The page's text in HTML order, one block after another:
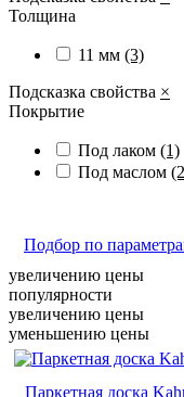
Толщина
11 мм (3)
Подсказка свойства ×
Покрытие
Под лаком (1)
Под маслом
Подбор по
увеличению цены
популярности
увеличению цены
уменьшению цены
Паркетная доска